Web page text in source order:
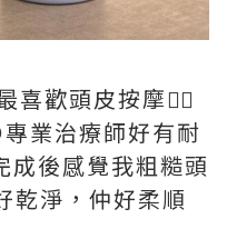
喜歡頭皮按摩💆‍♀️
業治療師好有耐
成後感覺我粗糙頭
乾淨，仲好柔順